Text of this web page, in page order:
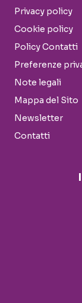
Privacy policy
Cookie policy
Policy Contatti
Preferenze
Note legali
Mappa del Sito
Newsletter
Contatti